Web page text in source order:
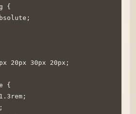
{
20px 30px 20px;
{